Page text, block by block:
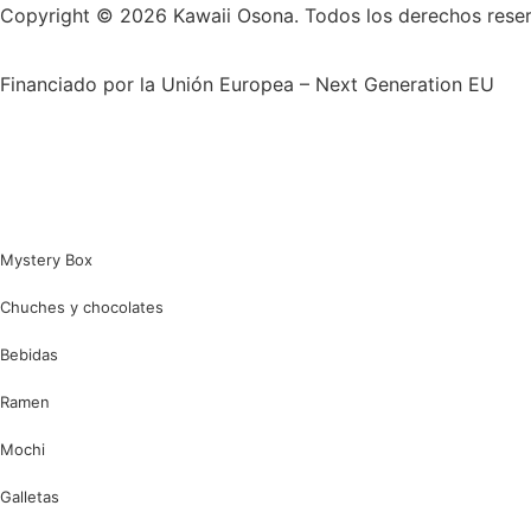
Copyright © 2026 Kawaii Osona. Todos los derechos
Financiado por la Unión Europea – Next Generation EU
Mystery Box
Chuches y chocolates
Bebidas
Ramen
Mochi
Galletas